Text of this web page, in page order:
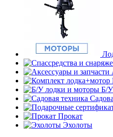
Б/
Прокат
Эхолоты